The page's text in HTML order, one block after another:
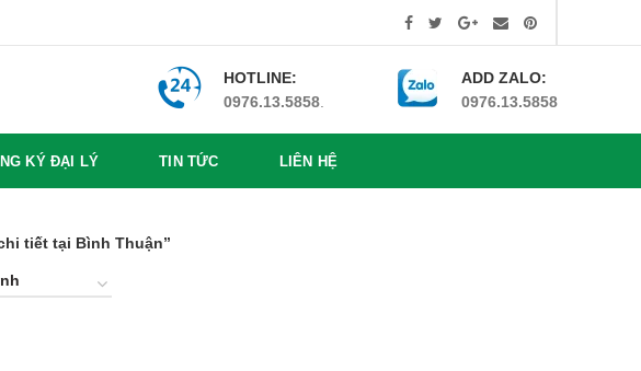
HOTLINE:
0976.13.5858
ADD ZALO:
0976.13.5858
KÝ ĐẠI LÝ TIN TỨC LIÊN HỆ
tiết tại Bình Thuận”